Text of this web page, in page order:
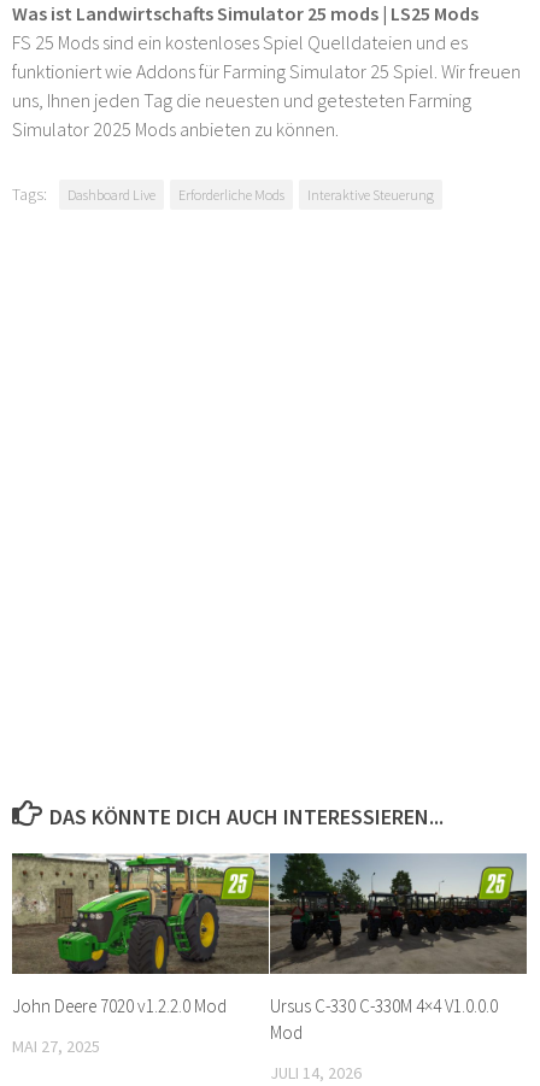
Was ist Landwirtschafts Simulator 25 mods | LS25 Mods
FS 25 Mods sind ein kostenloses Spiel Quelldateien und es
funktioniert wie Addons für Farming Simulator 25 Spiel. Wir freuen
uns, Ihnen jeden Tag die neuesten und getesteten Farming
Simulator 2025 Mods anbieten zu können.
Tags: Dashboard Live Erforderliche Mods Interaktive Steuerung
DAS KÖNNTE DICH AUCH INTERESSIEREN...
John Deere 7020 v1.2.2.0 Mod
MAI 27, 2025
Ursus C-330 C-330M 4×4 V1.0.0.0
Mod
JULI 14, 2026